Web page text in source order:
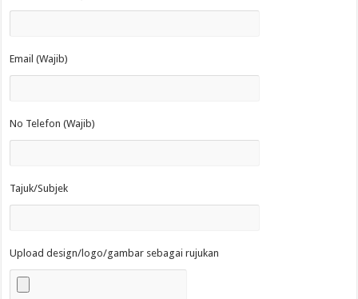
Email (Wajib)
No Telefon (Wajib)
Tajuk/Subjek
Upload design/logo/gambar sebagai rujukan